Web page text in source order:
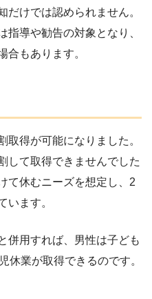
だけでは認められません。
指導や勧告の対象となり、
合もあります。
取得が可能になりました。
して取得できませんでした
て休むニーズを想定し、2
います。
併用すれば、男性は子ども
休業が取得できるのです。